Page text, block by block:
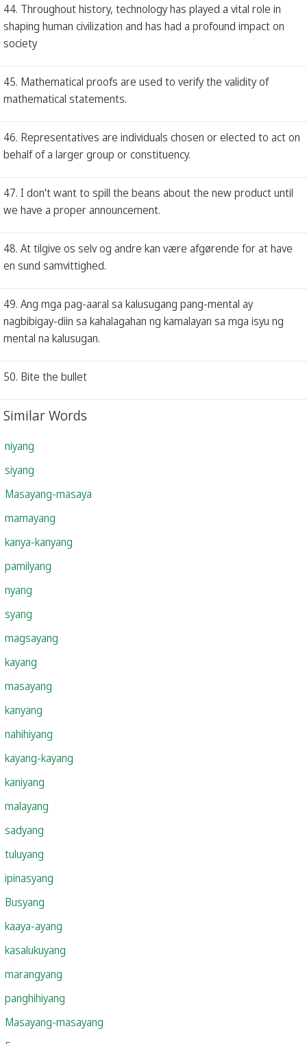
44. Throughout history, technology has played a vital role in
shaping human civilization and has had a profound impact on
society
45. Mathematical proofs are used to verify the validity of
mathematical statements.
46. Representatives are individuals chosen or elected to act on
behalf of a larger group or constituency.
47. I don't want to spill the beans about the new product until
we have a proper announcement.
48. At tilgive os selv og andre kan være afgørende for at have
en sund samvittighed.
49. Ang mga pag-aaral sa kalusugang pang-mental ay
nagbibigay-diin sa kahalagahan ng kamalayan sa mga isyu ng
mental na kalusugan.
50. Bite the bullet
Similar Words
niyang
siyang
Masayang-masaya
mamayang
kanya-kanyang
pamilyang
nyang
syang
magsayang
kayang
masayang
kanyang
nahihiyang
kayang-kayang
kaniyang
malayang
sadyang
tuluyang
ipinasyang
Busyang
kaaya-ayang
kasalukuyang
marangyang
panghihiyang
Masayang-masayang